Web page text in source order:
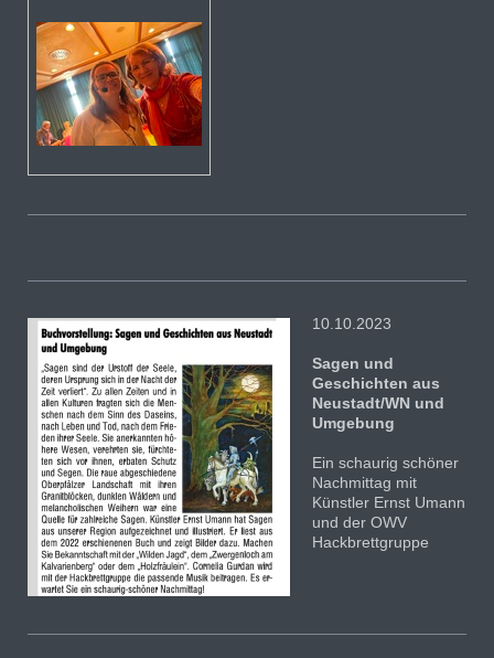
10.10.2023
Sagen und
Geschichten aus
Neustadt/WN und
Umgebung
Ein schaurig schöner
Nachmittag mit
Künstler Ernst Umann
und der OWV
Hackbrettgruppe